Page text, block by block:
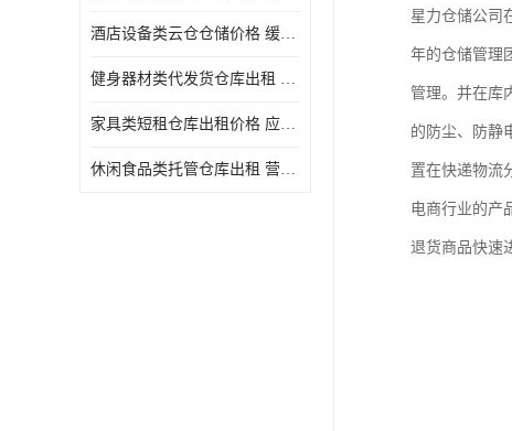
酒店设备类云仓仓储价格 缓解企业储存压力 智能电商配套
健身器材类代发货仓库出租 租期灵活 新媒体平台配套
家具类短租仓库出租价格 应用广泛 智能电商配套
休闲食品类托管仓库出租 营造良好环境氛围 垂直电商配套
星力仓储公司
年的仓储管理
管理。并在库
的防尘、防静
置在快递物流
电商行业的产
退货商品快速